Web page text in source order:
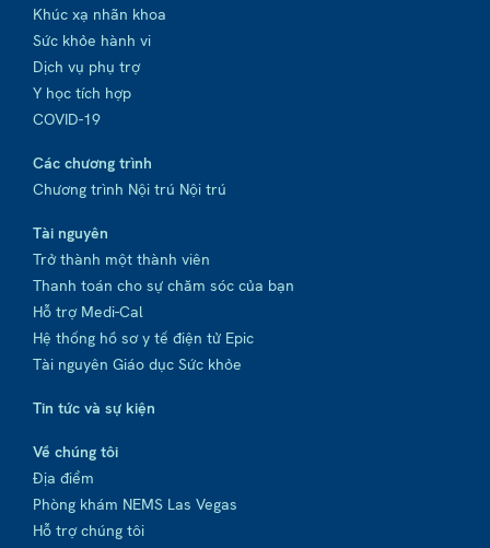
Khúc xạ nhãn khoa
Sức khỏe hành vi
Dịch vụ phụ trợ
Y học tích hợp
COVID-19
Các chương trình
Chương trình Nội trú Nội trú
Tài nguyên
Trở thành một thành viên
Thanh toán cho sự chăm sóc của bạn
Hỗ trợ Medi-Cal
Hệ thống hồ sơ y tế điện tử Epic
Tài nguyên Giáo dục Sức khỏe
Tin tức và sự kiện
Về chúng tôi
Địa điểm
Phòng khám NEMS Las Vegas
Hỗ trợ chúng tôi